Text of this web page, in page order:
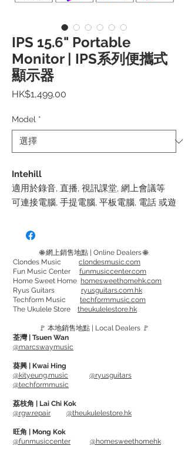
IPS 15.6" Portable
Monitor | IPS系列便攜式
顯示器
HK$1,499.00
Model *
Intehill
適用於錄音, 直播, 視訊課堂, 網上會議等
可連接電腦, 手提電腦, 平板電腦, 電話 或遊
可用於Apple, Windows, iOS, Android等
輕量和簡單連接設計，方便在家工作或外
出時使用
支援 HDR 顯示 和 Freesync
內置喇叭 和 耳機插孔
連接方法:
電腦 / 手提電腦 / 遊戲機 - 只需用USB線
平板電腦 / 電話 - 使用插座/行動電源供
電, 再用USB-C線連接
套裝包括:
USB-A - USB-C 線 x1
USB-C - USB-C 線 x1
🌐 網上銷售地點 | Online Dealers 🌐
Clondes Music clondesmusic.com
Fun Music Center funmusiccenter.com
Home Sweet Home homesweethomehk.com
Ryus Guitars ryusguitars.com.hk
Techform Music techformmusic.com
The Ukulele Store theukulelestore.hk
🚩 本地銷售地點 | Local Dealers 🚩
荃灣 | Tsuen Wan
@marcswaymusic
葵興 | Kwai Hing
@kityeung.music
@ryusguitars
@techformmusic
荔枝角 | Lai Chi Kok
@rgw.repair
@theukulelestore.hk
旺角 | Mong Kok
@funmusiccenter
@homesweethomehk